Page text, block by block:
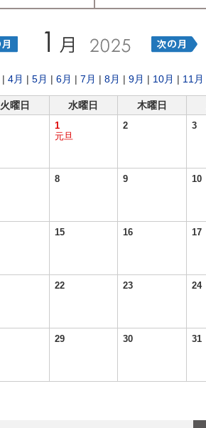
| 4月 | 5月 | 6月 | 7月 | 8月 | 9月 | 10月 | 11月
火曜日 水曜日 木曜日
1
元旦
2 3
8 9 10
15 16 17
22 23 24
29 30 31